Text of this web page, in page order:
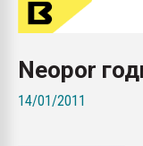
Neopor
14/01/2011